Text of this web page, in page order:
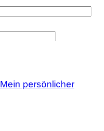
Mein persönlicher